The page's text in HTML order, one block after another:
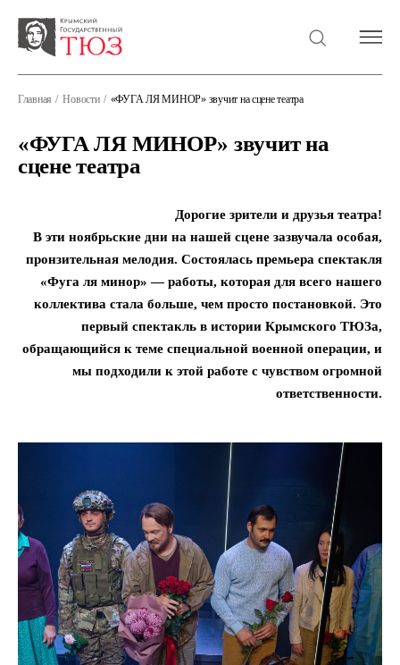
Главная Новости «ФУГА ЛЯ МИНОР» звучит на сцене театра
«ФУГА ЛЯ МИНОР» звучит на
сцене театра
Дорогие зрители и друзья театра!
В эти ноябрьские дни на нашей сцене зазвучала особая,
пронзительная мелодия. Состоялась премьера спектакля
«Фуга ля минор» — работы, которая для всего нашего
коллектива стала больше, чем просто постановкой. Это
первый спектакль в истории Крымского ТЮЗа,
обращающийся к теме специальной военной операции, и
мы подходили к этой работе с чувством огромной
ответственности.